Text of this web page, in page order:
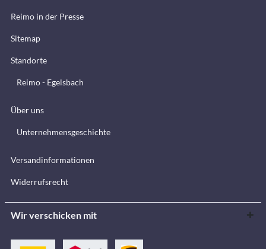
Reimo in der Presse
Sitemap
Standorte
Reimo - Egelsbach
Über uns
Unternehmensgeschichte
Versandinformationen
Widerrufsrecht
Wir verschicken mit